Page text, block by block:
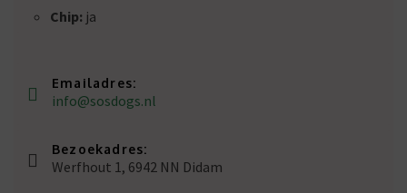
Chip: ja
Emailadres:
info@sosdogs.nl
Bezoekadres:
Werfhout 1, 6942 NN Didam